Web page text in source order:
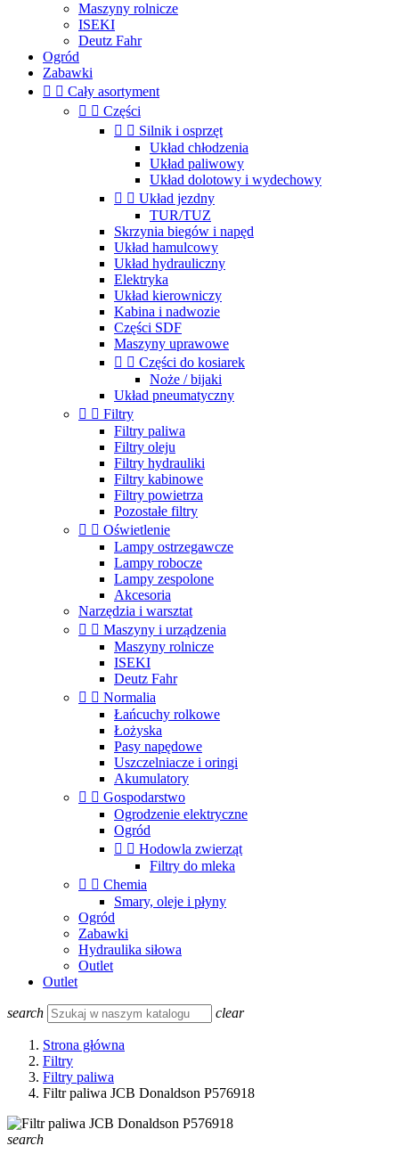
Maszyny rolnicze
ISEKI
Deutz Fahr
Ogród
Zabawki
  Cały asortyment
  Części
  Silnik i osprzęt
Układ chłodzenia
Układ paliwowy
Układ dolotowy i wydechowy
  Układ jezdny
TUR/TUZ
Skrzynia biegów i napęd
Układ hamulcowy
Układ hydrauliczny
Elektryka
Układ kierowniczy
Kabina i nadwozie
Części SDF
Maszyny uprawowe
  Części do kosiarek
Noże / bijaki
Układ pneumatyczny
  Filtry
Filtry paliwa
Filtry oleju
Filtry hydrauliki
Filtry kabinowe
Filtry powietrza
Pozostałe filtry
  Oświetlenie
Lampy ostrzegawcze
Lampy robocze
Lampy zespolone
Akcesoria
Narzędzia i warsztat
  Maszyny i urządzenia
Maszyny rolnicze
ISEKI
Deutz Fahr
  Normalia
Łańcuchy rolkowe
Łożyska
Pasy napędowe
Uszczelniacze i oringi
Akumulatory
  Gospodarstwo
Ogrodzenie elektryczne
Ogród
  Hodowla zwierząt
Filtry do mleka
  Chemia
Smary, oleje i płyny
Ogród
Zabawki
Hydraulika siłowa
Outlet
Outlet
search clear
Strona główna
Filtry
Filtry paliwa
Filtr paliwa JCB Donaldson P576918
search